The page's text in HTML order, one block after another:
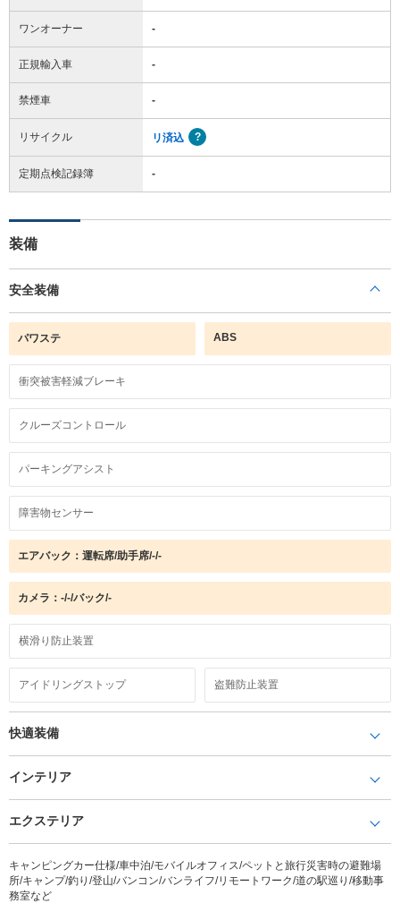
ワンオーナー -
正規輸入車 -
禁煙車 -
リサイクル リ済込
定期点検記録簿 -
装備
安全装備
パワステ ABS
衝突被害軽減ブレーキ
クルーズコントロール
パーキングアシスト
障害物センサー
エアバック：運転席/助手席/-/-
カメラ：-/-/バック/-
横滑り防止装置
アイドリングストップ 盗難防止装置
快適装備
インテリア
エクステリア
キャンピングカー仕様/車中泊/モバイルオフィス/ペットと旅行災害時の避難場
所/キャンプ/釣り/登山/バンコン/バンライフ/リモートワーク/道の駅巡り/移動事
務室など